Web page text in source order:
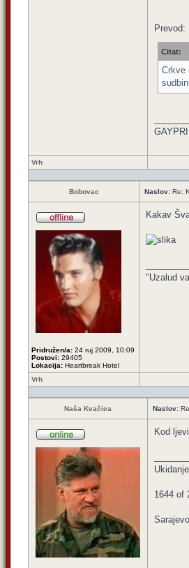
Prevod:
Citat:
Crkve
Vrh
Bobovac Naslov: Re:
Pridružen/a: 24 ruj 2009, 10:09
Postovi: 29405
Lokacija: Heartbreak Hotel
Kakav
"Uzalud
Vrh
Naša Kvačica Naslov:
Kod
1644 of